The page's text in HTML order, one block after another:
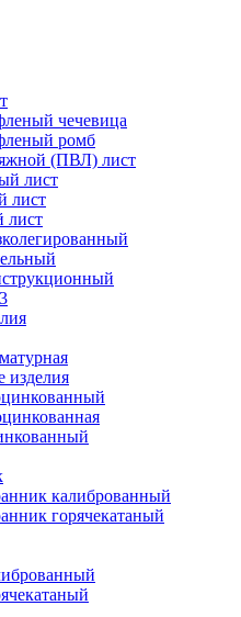
чечевица
ромб
(ПВЛ) лист
лист
лист
лист
изделия
калиброванный
горячекатаный